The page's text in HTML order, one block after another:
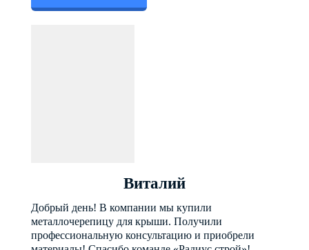
Виталий
Добрый день! В компании мы купили
металлочерепицу для крыши. Получили
профессиональную консультацию и приобрели